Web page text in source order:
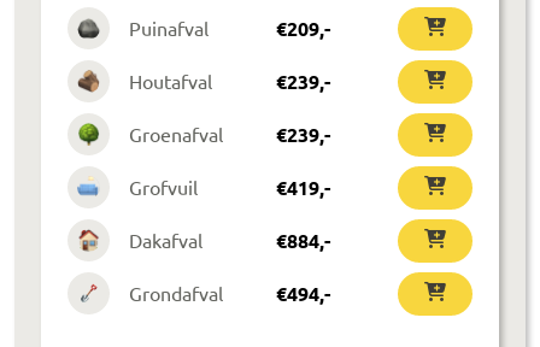
Puinafval €209,-
Houtafval €239,-
Groenafval €239,-
Grofvuil €419,-
Dakafval €884,-
Grondafval €494,-